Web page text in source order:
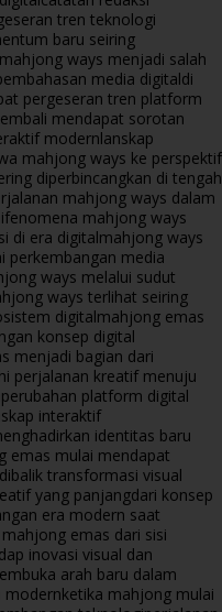
tren teknologi
baru seiring
mahjong ways menjadi salah
media digitaldi
pergeseran tren platform
mendapat sorotan
modernlanskap
mahjong ways ke perspektif
diperbincangkan di tengah
mahjong ways dalam
fenomena mahjong ways
di era digitalmahjong ways
perkembangan media
ways melalui sudut
ways terlihat seiring
digitalmahjong emas
konsep digital
menjadi bagian dari
perjalanan kreatif menuju
perubahan platform digital
interaktif
identitas baru
emas mulai mendapat
dibalik transformasi visual
yang panjangdari konsep
era modern saat
emas dari sisi
inovasi visual dan
arah baru dalam
modernketika mahjong mulai